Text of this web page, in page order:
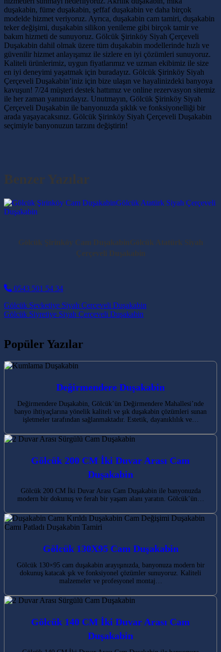
duşakabin, füme duşakabin, şeffaf duşakabin ve daha birçok
modelde hizmet veriyoruz. Ayrıca, duşakabin cam tamiri, duşakabin
teker değişimi, duşakabin silikon yenileme gibi birçok tamir ve
bakım hizmeti de sunuyoruz. Gölcük Şirinköy Siyah Çerçeveli
Duşakabin dahil olmak üzere tüm duşakabin modellerinde hızlı ve
güvenilir hizmet anlayışımız ile sizlere en iyi çözümleri sunuyoruz.
Kaliteli ürünlerimiz, uygun fiyatlarımız ve uzman ekibimiz ile size
en iyi deneyimi yaşatmak için buradayız. Gölcük Şirinköy Siyah
Çerçeveli Duşakabin’iniz için bize ulaşın ve hayalinizdeki banyoya
kavuşun! 7/24 müşteri destek hattımız ve online rezervasyon sitemiz
ile her zaman yanınızdayız. Unutmayın, Gölcük Şirinköy Siyah
Çerçeveli Duşakabin ile banyonuzda şıklık ve fonksiyonelliği bir
arada yaşayacaksınız. Gölcük Şirinköy Siyah Çerçeveli Duşakabin
seçimiyle banyonuzun tarzını değiştirin!
Benzer Yazılar
Gölcük Şirinköy Cam DuşakabinGölcük Atatürk Siyah
Çerçeveli Duşakabin
0543 501 54 34
Post navigation
Gölcük Şevketiye Siyah Çerçeveli Duşakabin
Gölcük Siyretiye Siyah Çerçeveli Duşakabin
Popüler Yazılar
Değirmendere Duşakabin
Değirmendere Duşakabin, Gölcük’ün Değirmendere Mahallesi’nde
banyo ihtiyaçlarına yönelik kaliteli ve şık duşakabin çözümleri sunan
işletmeler tarafından sağlanmaktadır. Estetik, dayanıklılık ve…
Gölcük 200 CM İki Duvar Arası Cam
Duşakabin
Gölcük 200 CM İki Duvar Arası Cam Duşakabin ile banyonuzda
modern bir dokunuş ve ferah bir yaşam alanı yaratın. Gölcük’ün…
Gölcük 130X95 Cam Duşakabin
Gölcük 130×95 cam duşakabin arayışınızda, banyonuza modern bir
dokunuş katacak şık ve fonksiyonel çözümler sunuyoruz. Kaliteli
malzemeler ve profesyonel montaj…
Gölcük 140 CM İki Duvar Arası Cam
Duşakabin